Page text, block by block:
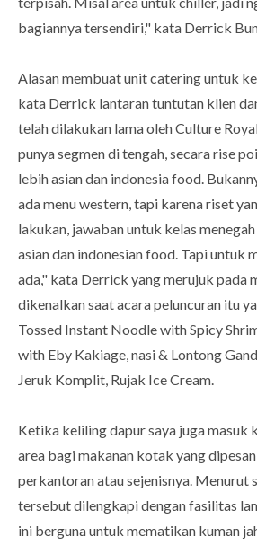
bagiannya tersendiri," kata Derrick
Alasan membuat unit catering untuk
kata Derrick lantaran tuntutan klien
telah dilakukan lama oleh Culture
punya segmen di tengah, secara rise
lebih asian dan indonesia food.
ada menu western, tapi karena riset
lakukan, jawaban untuk kelas
asian dan indonesian food. Tapi untuk
ada," kata Derrick yang merujuk pada
dikenalkan saat acara peluncuran itu
Tossed Instant Noodle with Spicy
with Eby Kakiage, nasi & Lontong
Jeruk Komplit, Rujak Ice Cream.
Ketika keliling dapur saya juga masuk
area bagi makanan kotak yang
perkantoran atau sejenisnya. Menurut
tersebut dilengkapi dengan fasilitas
ini berguna untuk mematikan kuman